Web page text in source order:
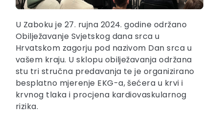
U Zaboku je 27. rujna 2024. godine održano
Obilježavanje Svjetskog dana srca u
Hrvatskom zagorju pod nazivom Dan srca u
vašem kraju. U sklopu obilježavanja održana
stu tri stručna predavanja te je organizirano
besplatno mjerenje EKG-a, šećera u krvi i
krvnog tlaka i procjena kardiovaskularnog
rizika.